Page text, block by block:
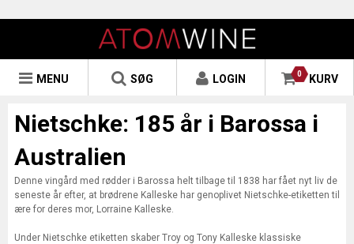
0 KURV
LOGIN
SØG
MENU
Nietschke: 185 år i Barossa i
Australien
Denne vingård med rødder i Barossa helt tilbage til 1838 har fået nyt liv de
seneste år efter, at brødrene Kalleske har genoplivet Nietschke-etiketten til
ære for deres mor, Lorraine Kalleske.
Under Nietschke etiketten skaber Troy og Tony Kalleske klassiske